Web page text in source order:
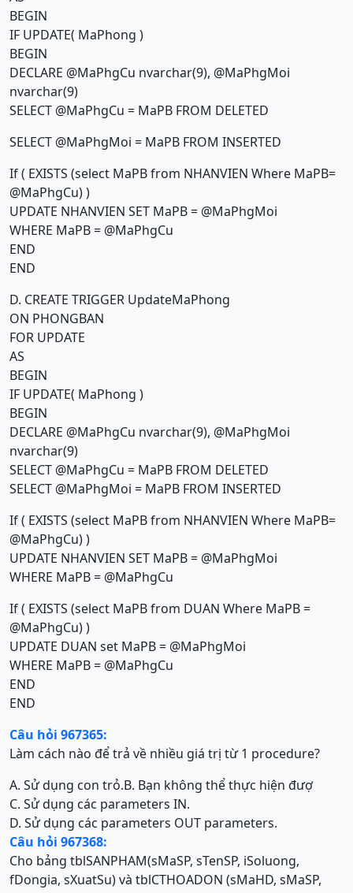
BEGIN
IF UPDATE( MaPhong )
BEGIN
DECLARE @MaPhgCu nvarchar(9), @MaPhgMoi
nvarchar(9)
SELECT @MaPhgCu = MaPB FROM DELETED
SELECT @MaPhgMoi = MaPB FROM INSERTED
If ( EXISTS (select MaPB from NHANVIEN Where MaPB=
@MaPhgCu) )
UPDATE NHANVIEN SET MaPB = @MaPhgMoi
WHERE MaPB = @MaPhgCu
END
END
D. CREATE TRIGGER UpdateMaPhong
ON PHONGBAN
FOR UPDATE
AS
BEGIN
IF UPDATE( MaPhong )
BEGIN
DECLARE @MaPhgCu nvarchar(9), @MaPhgMoi
nvarchar(9)
SELECT @MaPhgCu = MaPB FROM DELETED
SELECT @MaPhgMoi = MaPB FROM INSERTED
If ( EXISTS (select MaPB from NHANVIEN Where MaPB=
@MaPhgCu) )
UPDATE NHANVIEN SET MaPB = @MaPhgMoi
WHERE MaPB = @MaPhgCu
If ( EXISTS (select MaPB from DUAN Where MaPB =
@MaPhgCu) )
UPDATE DUAN set MaPB = @MaPhgMoi
WHERE MaPB = @MaPhgCu
END
END
Câu hỏi 967365:
Làm cách nào để trả về nhiều giá trị từ 1 procedure?
A. Sử dụng con trỏ.B. Bạn không thể thực hiện đượ
C. Sử dụng các parameters IN.
D. Sử dụng các parameters OUT parameters.
Câu hỏi 967368:
Cho bảng tblSANPHAM(sMaSP, sTenSP, iSoluong,
fDongia, sXuatSu) và tblCTHOADON (sMaHD, sMaSP,